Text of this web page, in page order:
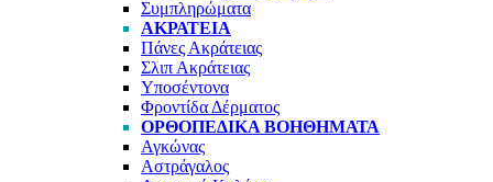
Συμπληρώματα
ΑΚΡΆΤΕΙΑ
Πάνες Ακράτειας
Σλιπ Ακράτειας
Υποσέντονα
Φροντίδα Δέρματος
ΟΡΘΟΠΕΔΙΚΆ ΒΟΗΘΉΜΑΤΑ
Αγκώνας
Αστράγαλος